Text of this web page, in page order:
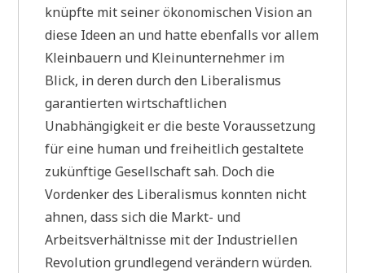
knüpfte mit seiner ökonomischen Vision an
diese Ideen an und hatte ebenfalls vor allem
Kleinbauern und Kleinunternehmer im
Blick, in deren durch den Liberalismus
garantierten wirtschaftlichen
Unabhängigkeit er die beste Voraussetzung
für eine human und freiheitlich gestaltete
zukünftige Gesellschaft sah. Doch die
Vordenker des Liberalismus konnten nicht
ahnen, dass sich die Markt- und
Arbeitsverhältnisse mit der Industriellen
Revolution grundlegend verändern würden.